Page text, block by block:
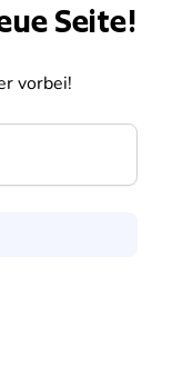
Seite!
vorbei!